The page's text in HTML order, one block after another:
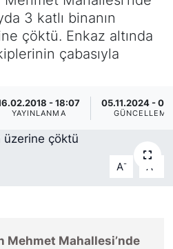
3 katlı binanın
çöktü. Enkaz altında
çabasıyla
- 18:07
YAYINLANMA
05.11.2024 -
GÜNCELLEME
A- A
Mehmet Mahallesi’nde